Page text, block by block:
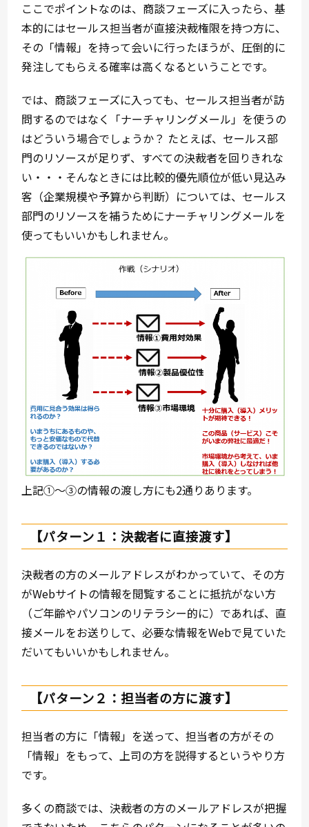
ここでポイントなのは、商談フェーズに入ったら、基
本的にはセールス担当者が直接決裁権限を持つ方に、
その「情報」を持って会いに行ったほうが、圧倒的に
発注してもらえる確率は高くなるということです。
では、商談フェーズに入っても、セールス担当者が訪
問するのではなく「ナーチャリングメール」を使うの
はどういう場合でしょうか？ たとえば、セールス部
門のリソースが足りず、すべての決裁者を回りきれな
い・・・そんなときには比較的優先順位が低い見込み
客（企業規模や予算から判断）については、セールス
部門のリソースを補うためにナーチャリングメールを
使ってもいいかもしれません。
上記①～③の情報の渡し方にも2通りあります。
【パターン１：決裁者に直接渡す】
決裁者の方のメールアドレスがわかっていて、その方
がWebサイトの情報を閲覧することに抵抗がない方
（ご年齢やパソコンのリテラシー的に）であれば、直
接メールをお送りして、必要な情報をWebで見ていた
だいてもいいかもしれません。
【パターン２：担当者の方に渡す】
担当者の方に「情報」を送って、担当者の方がその
「情報」をもって、上司の方を説得するというやり方
です。
多くの商談では、決裁者の方のメールアドレスが把握